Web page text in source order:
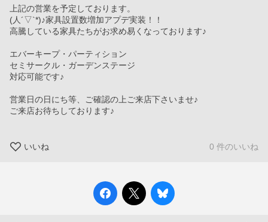
上記の営業を予定しております。
(人´▽`*)♪家具設置数増加アプデ実装！！
高騰している家具たちがお求め易くなっております♪
エバーキープ・パーティション
セミサークル・ガーデンステージ
対応可能です♪
営業日の日にち等、ご確認の上ご来店下さいませ♪
ご来店お待ちしております♪
いいね 0 件のいいね